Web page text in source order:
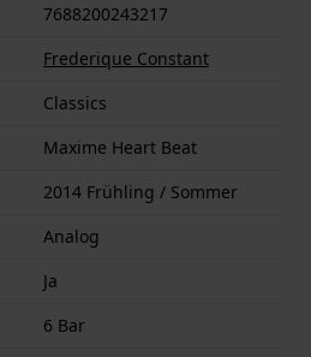
7688200243217
Frederique Constant
Classics
Maxime Heart Beat
2014 Frühling / Sommer
Analog
Ja
6 Bar